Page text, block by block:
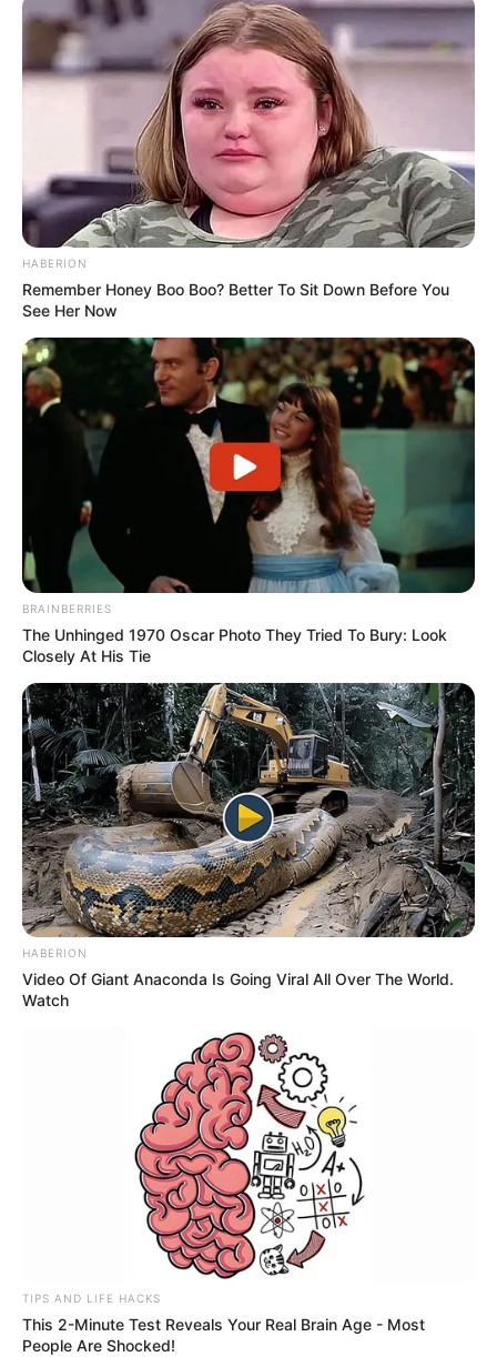
HABERION
Remember Honey Boo Boo? Better To Sit Down Before You
See Her Now
BRAINBERRIES
The Unhinged 1970 Oscar Photo They Tried To Bury: Look
Closely At His Tie
HABERION
Video Of Giant Anaconda Is Going Viral All Over The World.
Watch
TIPS AND LIFE HACKS
This 2-Minute Test Reveals Your Real Brain Age - Most
People Are Shocked!